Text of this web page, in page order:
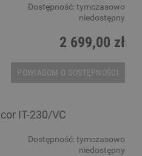
Dostępność: tymczasowo
niedostępny
2 699,00 zł
POWIADOM O DOSTĘPNOŚCI
IT-230/VC
Dostępność: tymczasowo
niedostępny